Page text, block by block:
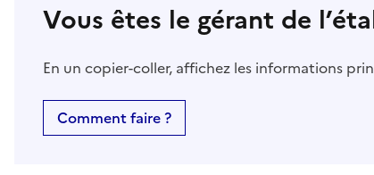
Vous êtes le gérant de
En un copier-coller, affichez les informations
Comment faire ?